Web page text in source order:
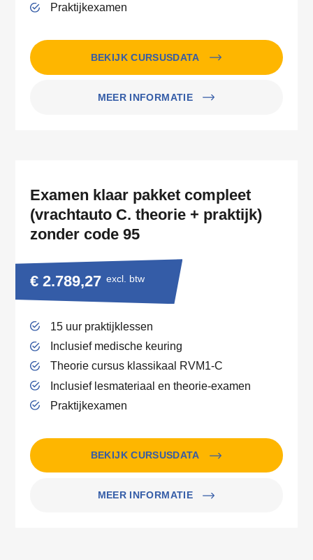
Praktijkexamen
BEKIJK CURSUSDATA
MEER INFORMATIE
Examen klaar pakket compleet
(vrachtauto C. theorie + praktijk)
zonder code 95
€ 2.789,27 excl. btw
15 uur praktijklessen
Inclusief medische keuring
Theorie cursus klassikaal RVM1-C
Inclusief lesmateriaal en theorie-examen
Praktijkexamen
BEKIJK CURSUSDATA
MEER INFORMATIE